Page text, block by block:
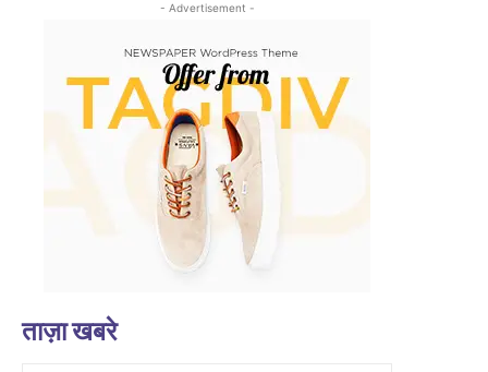
- Advertisement -
ताज़ा खबरे